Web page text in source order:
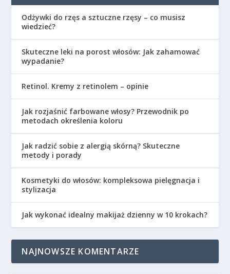
Odżywki do rzęs a sztuczne rzęsy – co musisz
wiedzieć?
Skuteczne leki na porost włosów: Jak zahamować
wypadanie?
Retinol. Kremy z retinolem – opinie
Jak rozjaśnić farbowane włosy? Przewodnik po
metodach określenia koloru
Jak radzić sobie z alergią skórną? Skuteczne
metody i porady
Kosmetyki do włosów: kompleksowa pielęgnacja i
stylizacja
Jak wykonać idealny makijaż dzienny w 10 krokach?
NAJNOWSZE KOMENTARZE